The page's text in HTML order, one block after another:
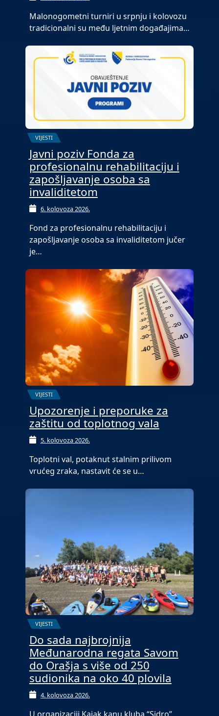
Malonogometni turniri u srpnju i kolovozu
tradicionalni su među ljetnim događajima…
VIJESTI
Javni poziv Fonda za
profesionalnu rehabilitaciju i
zapošljavanje osoba sa
invaliditetom
6. kolovoza 2026.
Fond za profesionalnu rehabilitaciju i
zapošljavanje osoba sa invaliditetom jučer
je…
VIJESTI
Upozorenje i preporuke za
zaštitu od toplotnog vala
5. kolovoza 2026.
Toplotni val, potaknut stalnim prilivom
vrućeg zraka, nastavit će se u…
VIJESTI
Do sada najbrojnija
Međunarodna regata Savom
do Orašja s više od 250
sudionika na oko 40 plovila
4. kolovoza 2026.